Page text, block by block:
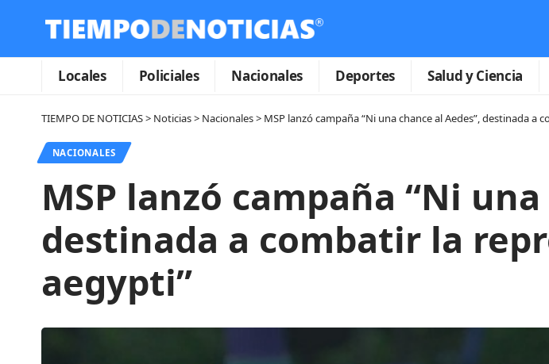
Locales Policiales Nacionales Deportes Salud y Ciencia
TIEMPO DE NOTICIAS> Noticias> Nacionales> MSP lanzó campaña “Ni una chance al Aedes”, destinada a
NACIONALES
MSP lanzó campaña “Ni
destinada a combatir la
aegypti”